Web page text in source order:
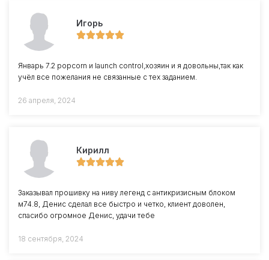
Игорь
Январь 7.2 popcorn и launch control,хозяин и я довольны,так как
учёл все пожелания не связанные с тех заданием.
26 апреля, 2024
Кирилл
Заказывал прошивку на ниву легенд с антикризисным блоком
м74.8, Денис сделал все быстро и четко, клиент доволен,
спасибо огромное Денис, удачи тебе
18 сентября, 2024